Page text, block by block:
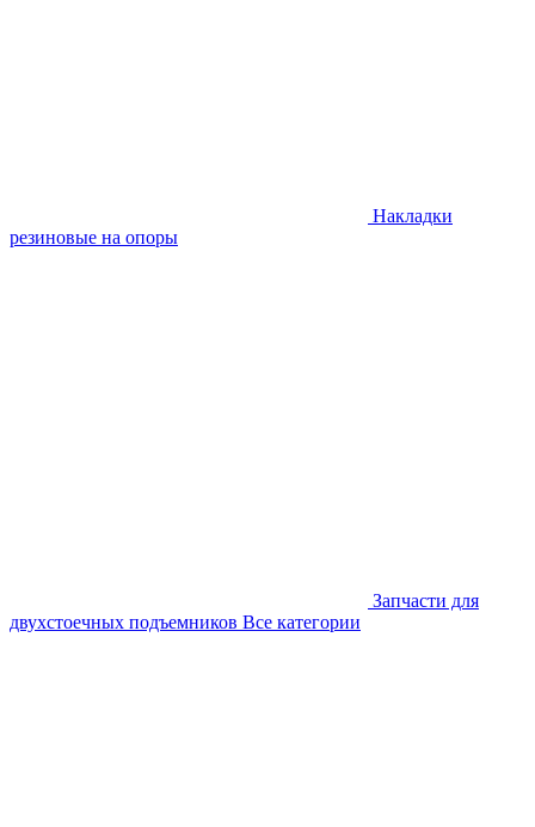
Накладки
резиновые на опоры
Запчасти для
двухстоечных подъемников Все категории